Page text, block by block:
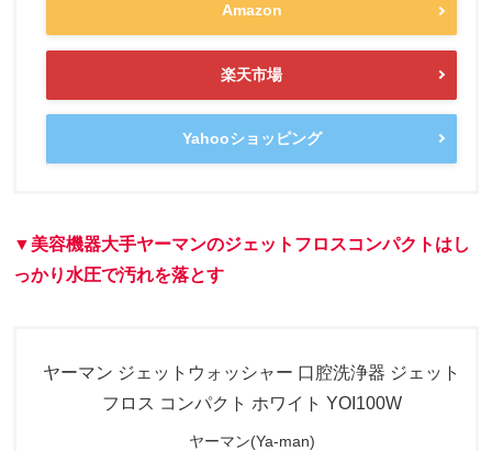
Amazon
楽天市場
Yahooショッピング
▼美容機器大手ヤーマンのジェットフロスコンパクトはし
っかり水圧で汚れを落とす
ヤーマン ジェットウォッシャー 口腔洗浄器 ジェット
フロス コンパクト ホワイト YOI100W
ヤーマン(Ya-man)